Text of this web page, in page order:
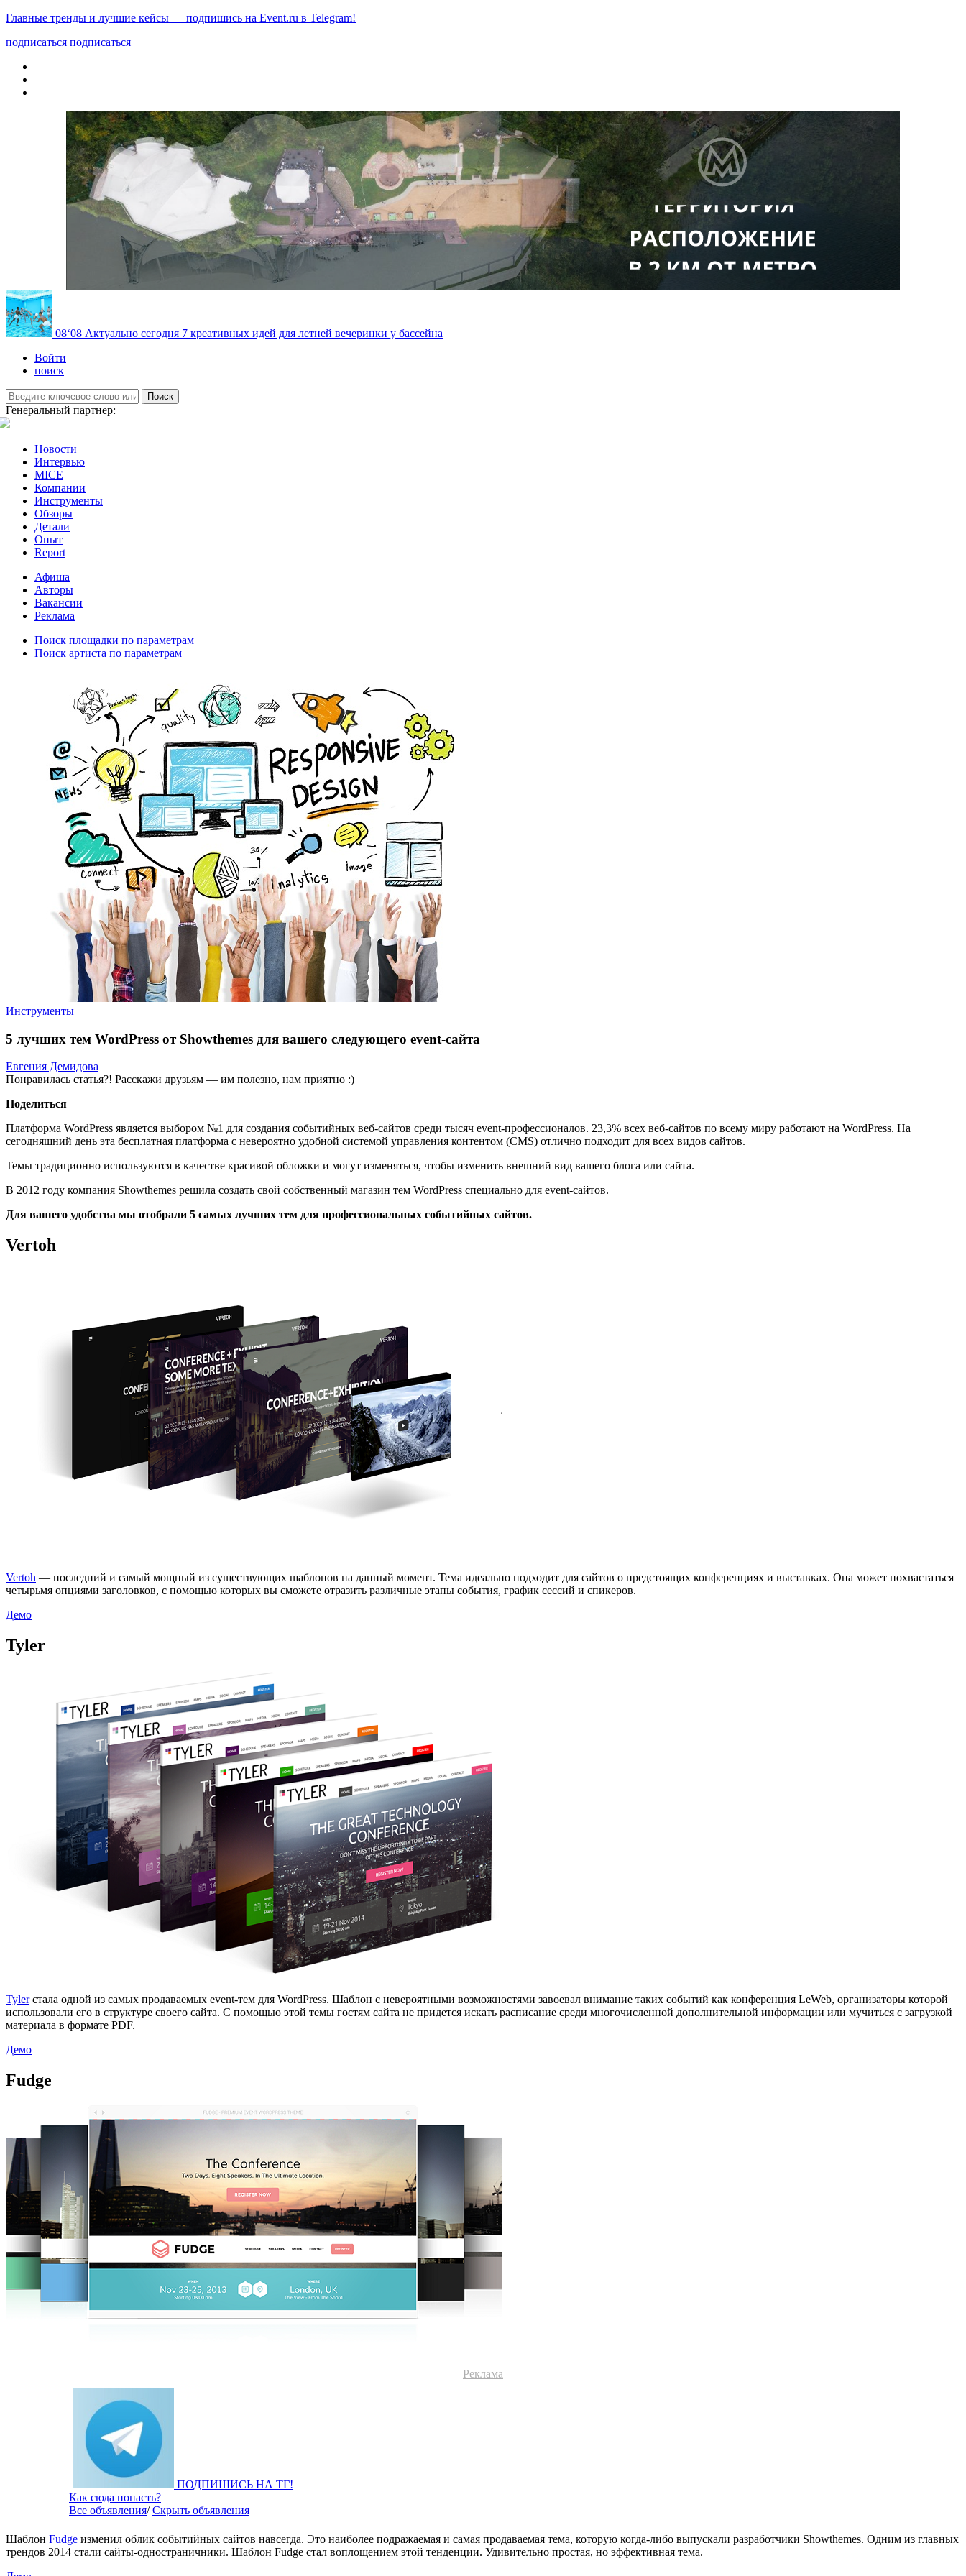
Главные тренды и лучшие кейсы — подпишись на Event.ru в Telegram!
подписаться подписаться
08‘08 Актуально сегодня 7 креативных идей для летней вечеринки у бассейна
Войти
поиск
Поиск
Генеральный партнер:
Новости
Интервью
MICE
Компании
Инструменты
Обзоры
Детали
Опыт
Report
Афиша
Авторы
Вакансии
Реклама
Поиск площадки по параметрам
Поиск артиста по параметрам
Инструменты
5 лучших тем WordPress от Showthemes для вашего следующего event-сайта
Евгения Демидова
Понравилась статья?! Расскажи друзьям — им полезно, нам приятно :)
Поделиться
Платформа WordPress является выбором №1 для создания событийных веб-сайтов среди тысяч event-профессионалов. 23,3% всех веб-сайтов по всему миру работают на WordPress. На
сегодняшний день эта бесплатная платформа с невероятно удобной системой управления контентом (CMS) отлично подходит для всех видов сайтов.
Темы традиционно используются в качестве красивой обложки и могут изменяться, чтобы изменить внешний вид вашего блога или сайта.
В 2012 году компания Showthemes решила создать свой собственный магазин тем WordPress специально для event-сайтов.
Для вашего удобства мы отобрали 5 самых лучших тем для профессиональных событийных сайтов.
Vertoh
Vertoh — последний и самый мощный из существующих шаблонов на данный момент. Тема идеально подходит для сайтов о предстоящих конференциях и выставках. Она может похвастаться
четырьмя опциями заголовков, с помощью которых вы сможете отразить различные этапы события, график сессий и спикеров.
Демо
Tyler
Tylerстала одной из самых продаваемых event-тем для WordPress. Шаблон с невероятными возможностями завоевал внимание таких событий как конференция LeWeb, организаторы которой
использовали его в структуре своего сайта. С помощью этой темы гостям сайта не придется искать расписание среди многочисленной дополнительной информации или мучиться с загрузкой
материала в формате PDF.
Демо
Fudge
Реклама
ПОДПИШИСЬ НА ТГ!
Как сюда попасть?
Все объявления/Скрыть объявления
Шаблон Fudge изменил облик событийных сайтов навсегда. Это наиболее подражаемая и самая продаваемая тема, которую когда-либо выпускали разработчики Showthemes. Одним из главных
трендов 2014 стали сайты-одностраничники. Шаблон Fudge стал воплощением этой тенденции. Удивительно простая, но эффективная тема.